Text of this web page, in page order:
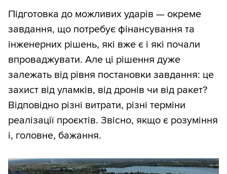
латаннях. Туди вже прилітали ракети, й
очікуються нові атаки.
Підготовка до можливих ударів — окреме
завдання, що потребує фінансування та
інженерних рішень, які вже є і які почали
впроваджувати. Але ці рішення дуже
залежать від рівня постановки завдання: це
захист від уламків, від дронів чи від ракет?
Відповідно різні витрати, різні терміни
реалізації проєктів. Звісно, якщо є розуміння
і, головне, бажання.